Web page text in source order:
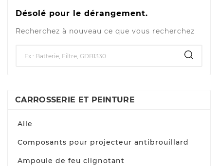
Désolé pour le dérangement.
Recherchez à nouveau ce que vous recherchez
CARROSSERIE ET PEINTURE
Aile
Composants pour projecteur antibrouillard
Ampoule de feu clignotant